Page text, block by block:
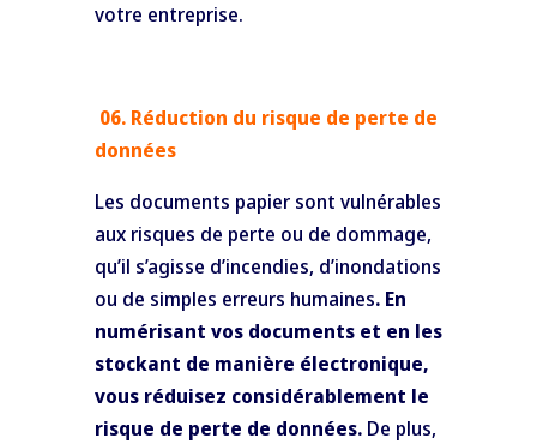
votre entreprise.
06. Réduction du risque de perte de
données
Les documents papier sont vulnérables
aux risques de perte ou de dommage,
qu’il s’agisse d’incendies, d’inondations
ou de simples erreurs humaines. En
numérisant vos documents et en les
stockant de manière électronique,
vous réduisez considérablement le
risque de perte de données.De plus,